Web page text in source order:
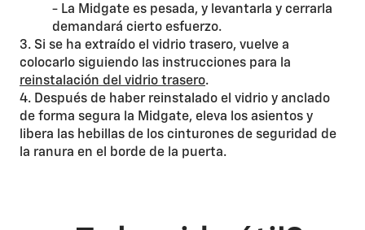
- La Midgate es pesada, y levantarla y cerrarla
demandará cierto esfuerzo.
3. Si se ha extraído el vidrio trasero, vuelve a
colocarlo siguiendo las instrucciones para la
reinstalación del vidrio trasero.
4. Después de haber reinstalado el vidrio y anclado
de forma segura la Midgate, eleva los asientos y
libera las hebillas de los cinturones de seguridad de
la ranura en el borde de la puerta.